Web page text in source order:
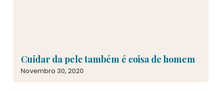
Cuidar da pele também é coisa de homem
Novembro 30, 2020